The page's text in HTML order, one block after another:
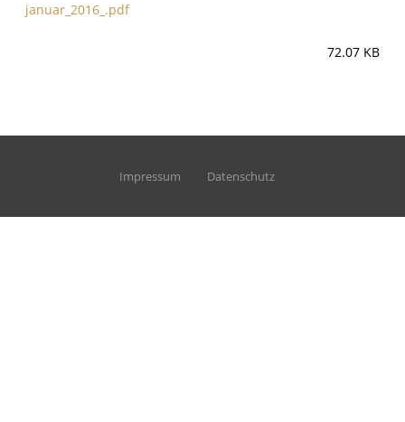
januar_2016_.pdf
72.07 KB
Impressum Datenschutz